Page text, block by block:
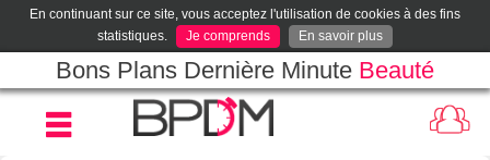
En continuant sur ce site, vous acceptez l'utilisation de cookies à des fins
statistiques.
Je comprends En savoir plus
Bons Plans Dernière Minute Beauté